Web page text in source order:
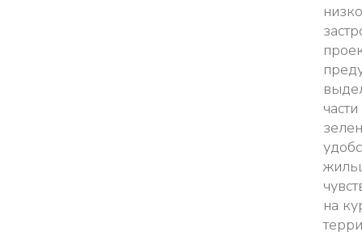
на